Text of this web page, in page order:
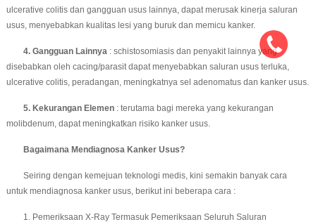
ulcerative colitis dan gangguan usus lainnya, dapat merusak kinerja saluran
usus, menyebabkan kualitas lesi yang buruk dan memicu kanker.
4. Gangguan Lainnya: schistosomiasis dan penyakit lainnya yang
disebabkan oleh cacing/parasit dapat menyebabkan saluran usus terluka,
ulcerative colitis, peradangan, meningkatnya sel adenomatus dan kanker usus.
5. Kekurangan Elemen: terutama bagi mereka yang kekurangan
molibdenum, dapat meningkatkan risiko kanker usus.
Bagaimana Mendiagnosa Kanker Usus?
Seiring dengan kemejuan teknologi medis, kini semakin banyak cara
untuk mendiagnosa kanker usus, berikut ini beberapa cara :
1. Pemeriksaan X-Ray Termasuk Pemeriksaan Seluruh Saluran